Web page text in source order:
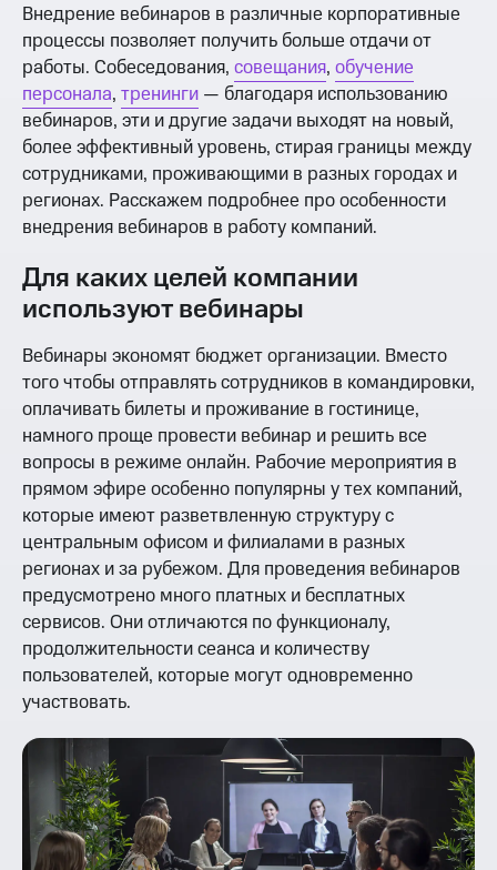
Внедрение вебинаров в различные корпоративные
процессы позволяет получить больше отдачи от
работы. Собеседования, совещания, обучение
персонала, тренинги — благодаря использованию
вебинаров, эти и другие задачи выходят на новый,
более эффективный уровень, стирая границы между
сотрудниками, проживающими в разных городах и
регионах. Расскажем подробнее про особенности
внедрения вебинаров в работу компаний.
Для каких целей компании
используют вебинары
Вебинары экономят бюджет организации. Вместо
того чтобы отправлять сотрудников в командировки,
оплачивать билеты и проживание в гостинице,
намного проще провести вебинар и решить все
вопросы в режиме онлайн. Рабочие мероприятия в
прямом эфире особенно популярны у тех компаний,
которые имеют разветвленную структуру с
центральным офисом и филиалами в разных
регионах и за рубежом. Для проведения вебинаров
предусмотрено много платных и бесплатных
сервисов. Они отличаются по функционалу,
продолжительности сеанса и количеству
пользователей, которые могут одновременно
участвовать.